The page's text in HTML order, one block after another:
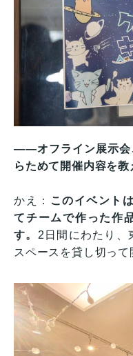
——オフライン展示会
らためて開催内容を教
かえ：
このイベント
てチームで作った作
す。 2日間にわたり、
スペースを貸し切って